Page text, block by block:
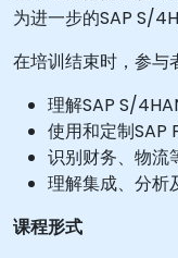
为进一步的SAP S/
在培训结束时，参与
理解SAP S/
使用和定制SAP
识别财务、物流
理解集成、分析
课程形式